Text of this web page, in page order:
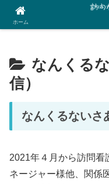
兵庫県明石市の在宅
なんくる
信）
なんくるないさ
2021年４月から訪問看
ネージャー様他、関係
ホーム